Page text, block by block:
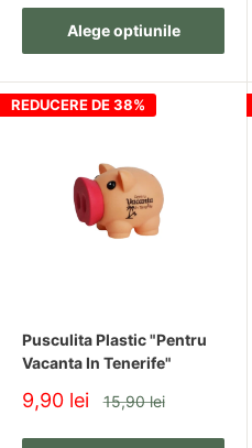
Alege optiunile
REDUCERE DE 38%
Pusculita Plastic "Pentru
Vacanta In Tenerife"
Pret
redus
9,90 lei Pret
15,90 lei